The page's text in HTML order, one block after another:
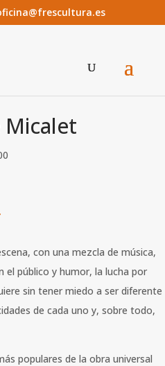
Micalet
con una mezcla de música,
el público y humor, la lucha por
sin tener miedo a ser diferente
de cada uno y, sobre todo,
populares de la obra universal